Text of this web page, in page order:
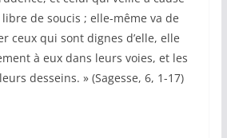
de soucis ; elle-même va de
ceux qui sont dignes d’elle, elle
à eux dans leurs voies, et les
desseins. » (Sagesse, 6, 1-17)